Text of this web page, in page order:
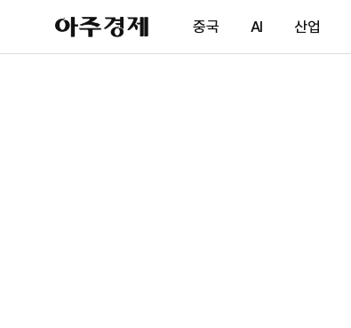
아
주
제
중국 AI 산업